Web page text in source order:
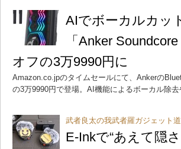
AIでボーカルカッ
「Anker
オフの3万9990円に
Amazon.co.jpのタイムセールにて、Ankerの
の3万9990円で登場。AI機能によるボーカル除
武者良太の我武者羅ガジェット道
E-Inkで“あえて隠